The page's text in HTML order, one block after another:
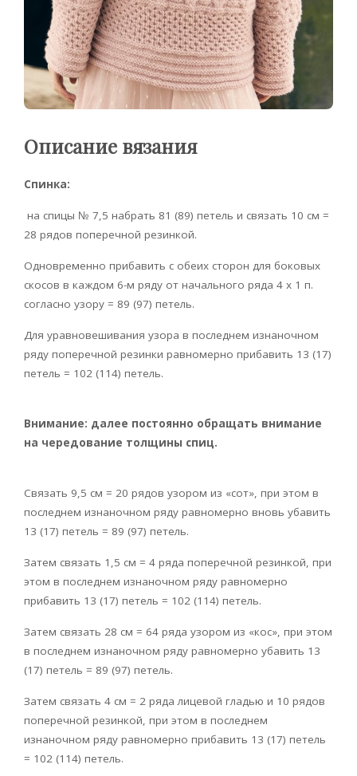
Описание вязания
Спинка:
на спицы № 7,5 набрать 81 (89) петель и связать 10 см =
28 рядов поперечной резинкой.
Одновременно прибавить с обеих сторон для боковых
скосов в каждом 6-м ряду от начального ряда 4 х 1 п.
согласно узору = 89 (97) петель.
Для уравновешивания узора в последнем изнаночном
ряду поперечной резинки равномерно прибавить 13 (17)
петель = 102 (114) петель.
Внимание: далее постоянно обращать внимание
на чередование толщины спиц.
Связать 9,5 см = 20 рядов узором из «сот», при этом в
последнем изнаночном ряду равномерно вновь убавить
13 (17) петель = 89 (97) петель.
Затем связать 1,5 см = 4 ряда поперечной резинкой, при
этом в последнем изнаночном ряду равномерно
прибавить 13 (17) петель = 102 (114) петель.
Затем связать 28 см = 64 ряда узором из «кос», при этом
в последнем изнаночном ряду равномерно убавить 13
(17) петель = 89 (97) петель.
Затем связать 4 см = 2 ряда лицевой гладью и 10 рядов
поперечной резинкой, при этом в последнем
изнаночном ряду равномерно прибавить 13 (17) петель
= 102 (114) петель.